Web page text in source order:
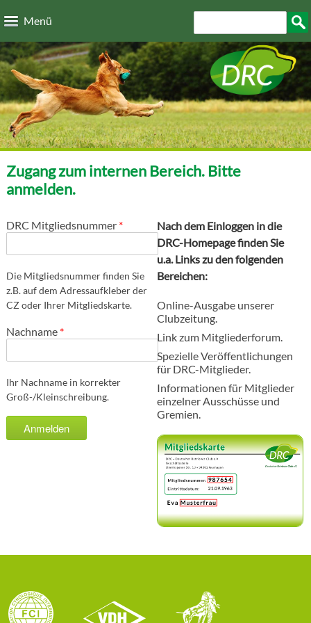
Menü
Zugang zum internen Bereich. Bitte
anmelden.
DRC Mitgliedsnummer *
Die Mitgliedsnummer finden Sie
z.B. auf dem Adressaufkleber der
CZ oder Ihrer Mitgliedskarte.
Nachname *
Ihr Nachname in korrekter
Groß-/Kleinschreibung.
Nach dem Einloggen in die
DRC-Homepage finden Sie
u.a. Links zu den folgenden
Bereichen:
Online-Ausgabe unserer
Clubzeitung.
Link zum Mitgliederforum.
Spezielle Veröffentlichungen
für DRC-Mitglieder.
Informationen für Mitglieder
einzelner Ausschüsse und
Gremien.